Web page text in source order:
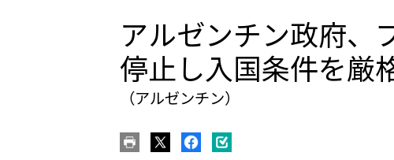
アルゼンチン政府、
停止し入国条件を厳
（アルゼンチン）